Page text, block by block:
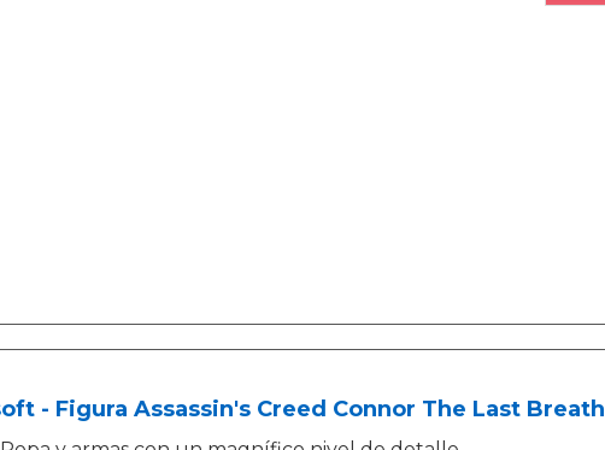
- Figura Assassin's Creed Connor The Last Breath